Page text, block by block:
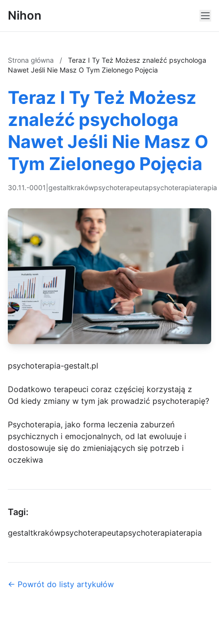
Nihon
Strona główna /
Teraz I Ty Też Możesz znaleźć psychologa
Nawet Jeśli Nie Masz O Tym Zielonego Pojęcia
Teraz I Ty Też Możesz
znaleźć psychologa
Nawet Jeśli Nie Masz O
Tym Zielonego Pojęcia
30.11.-0001 gestaltkrakówpsychoterapeutapsychoterapiaterapia
psychoterapia-gestalt.pl
Dodatkowo terapeuci coraz częściej korzystają z
Od kiedy zmiany w tym jak prowadzić psychoterapię?
Psychoterapia, jako forma leczenia zaburzeń
psychicznych i emocjonalnych, od lat ewoluuje i
dostosowuje się do zmieniających się potrzeb i
oczekiwa
Tagi:
gestaltkrakówpsychoterapeutapsychoterapiaterapia
← Powrót do listy artykułów